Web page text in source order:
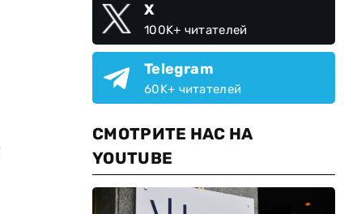
X
100K+ читателей
Telegram
60K+ читателей
СМОТРИТЕ НАС НА
YOUTUBE